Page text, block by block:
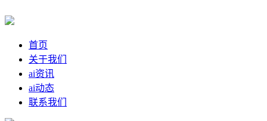
首页
关于我们
ai资讯
ai动态
联系我们